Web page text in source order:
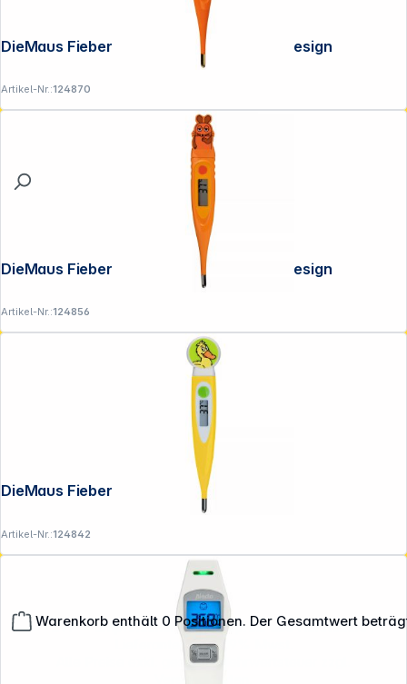
Warenkorb enthält 0 Positionen. Der Gesamtwert
DieMaus Fieberthermometer 3D-Maus-Design
Artikel-Nr.:124870
DieMaus Fieberthermometer 2D-Maus-Design
Artikel-Nr.:124856
Artikel-Nr.:124842
**EVP = Empfohlener Verkaufspreis des Herstellers /
Lieferanten zzgl. 19% Mwst.
Alle Preise exkl. gesetzl. Mehrwertsteuer zzgl.